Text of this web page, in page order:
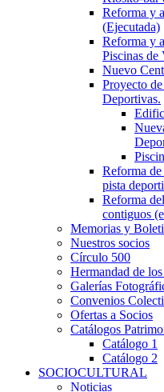
Reforma y
(Ejecutada)
Reforma y
Piscinas de
Nuevo
Proyecto
Deportivas.
Reforma de
pista
Reforma
contiguos
Memorias y
Nuestros socios
Círculo 500
Hermandad de
Galerías
Convenios
Ofertas a Socios
Catálogos
Catálogo 1
Catálogo 2
SOCIOCULTURAL
Noticias